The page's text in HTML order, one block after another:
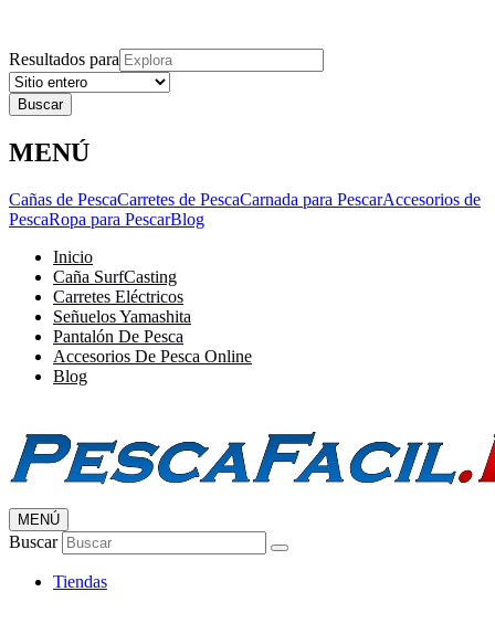
Resultados para
MENÚ
Cañas de PescaCarretes de PescaCarnada para PescarAccesorios de
PescaRopa para PescarBlog
Inicio
Caña SurfCasting
Carretes Eléctricos
Señuelos Yamashita
Pantalón De Pesca
Accesorios De Pesca Online
Blog
Artículos de Pesca ONLINE
Envió 24/7!!!
MENÚ
Buscar
Tiendas